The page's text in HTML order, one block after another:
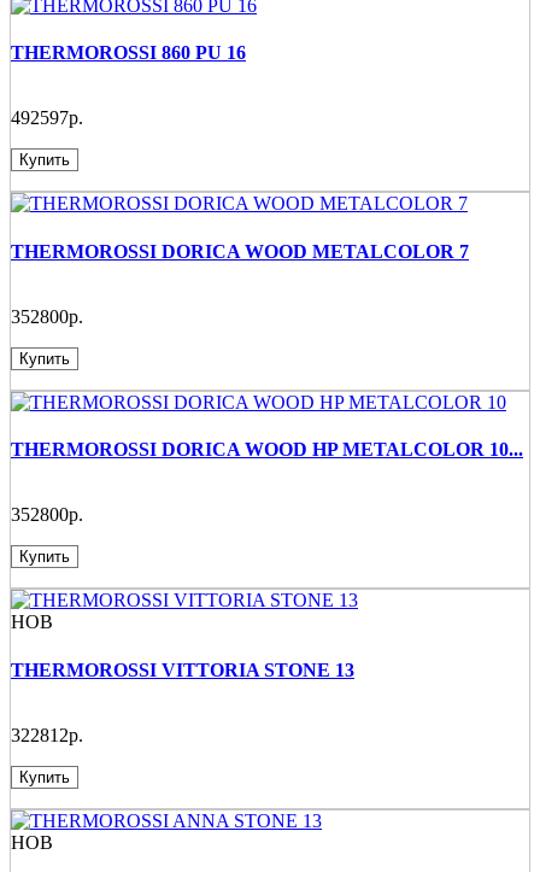
THERMOROSSI 860 PU 16
492597р.
Купить
THERMOROSSI DORICA WOOD METALCOLOR 7
352800р.
Купить
THERMOROSSI DORICA WOOD HP METALCOLOR 10...
352800р.
Купить
НОВ
THERMOROSSI VITTORIA STONE 13
322812р.
Купить
НОВ